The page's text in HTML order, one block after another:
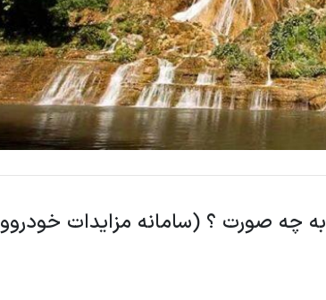
به چه صورت ؟ (سامانه مزایدات خودروو